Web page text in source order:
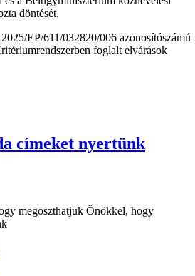
döntését.
EP/611/032820/006 azonosítószámú
foglalt elvárások
címeket nyertünk
megoszthatjuk Önökkel, hogy